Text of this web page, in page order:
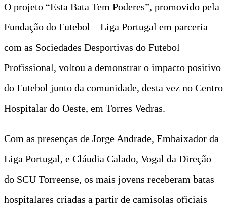
O projeto “Esta Bata Tem Poderes”, promovido pela
Fundação do Futebol – Liga Portugal em parceria
com as Sociedades Desportivas do Futebol
Profissional, voltou a demonstrar o impacto positivo
do Futebol junto da comunidade, desta vez no Centro
Hospitalar do Oeste, em Torres Vedras.
Com as presenças de Jorge Andrade, Embaixador da
Liga Portugal, e Cláudia Calado, Vogal da Direção
do SCU Torreense, os mais jovens receberam batas
hospitalares criadas a partir de camisolas oficiais